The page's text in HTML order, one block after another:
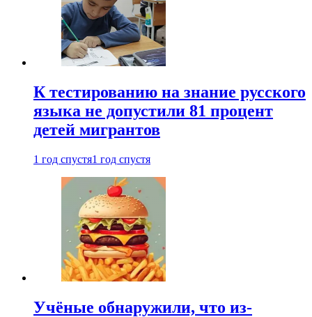
К тестированию на знание русского
языка не допустили 81 процент
детей мигрантов
1 год спустя1 год спустя
Учёные обнаружили, что из-